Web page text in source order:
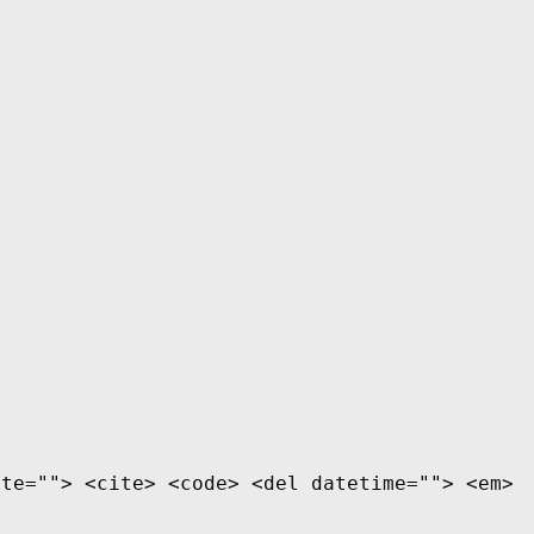
<cite> <code> <del datetime=""> <em>